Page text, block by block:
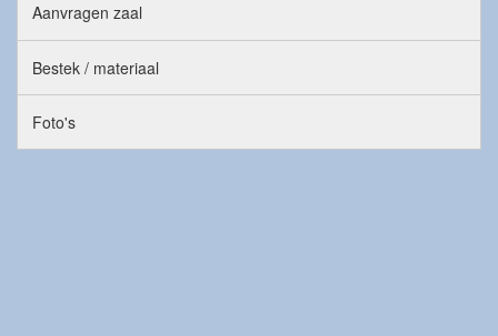
Aanvragen zaal
Bestek / materiaal
Foto's